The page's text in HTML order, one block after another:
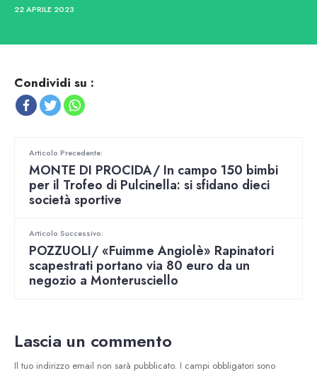
22 APRILE 2023
Condividi su :
Articolo Precedente:
MONTE DI PROCIDA/ In campo 150 bimbi
per il Trofeo di Pulcinella: si sfidano dieci
società sportive
Articolo Successivo:
POZZUOLI/ «Fuimme Angiolè» Rapinatori
scapestrati portano via 80 euro da un
negozio a Monterusciello
Lascia un commento
Il tuo indirizzo email non sarà pubblicato. I campi obbligatori sono